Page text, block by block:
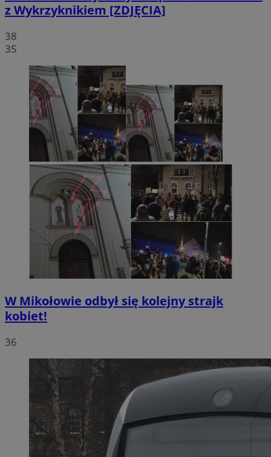
z Wykrzyknikiem [ZDJĘCIA]
38
35
W Mikołowie odbył się kolejny strajk
kobiet!
36